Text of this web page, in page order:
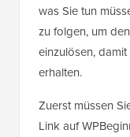
was Sie tun
zu folgen, um
einzulösen,
erhalten.
Zuerst müssen
Link auf